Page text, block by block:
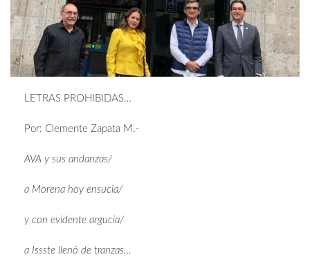
LETRAS PROHIBIDAS…
Por: Clemente Zapata M.-
AVA y sus andanzas/
a Morena hoy ensucia/
y con evidente argucia/
a Issste llenó de tranzas…